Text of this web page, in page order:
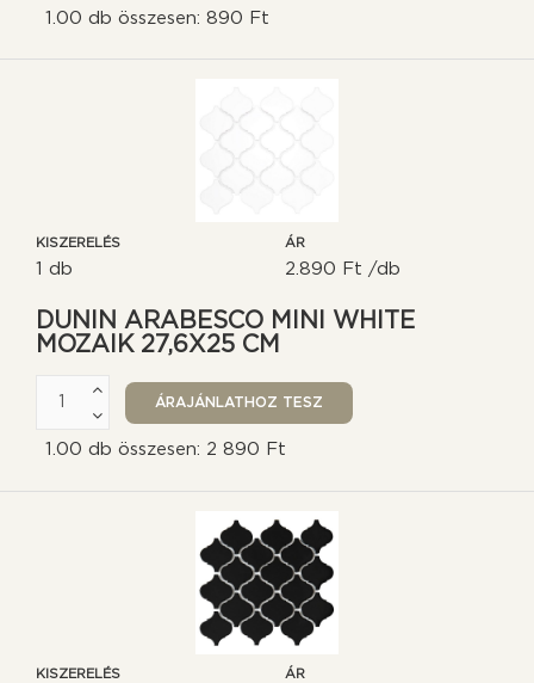
1.00 db összesen: 890 Ft
KISZERELÉS
1 db
ÁR
2.890 Ft /db
DUNIN ARABESCO MINI WHITE
MOZAIK 27,6X25 CM
1.00 db összesen: 2 890 Ft
KISZERELÉS ÁR